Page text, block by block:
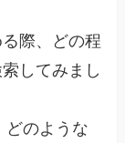
際、どの程
してみまし
どのような